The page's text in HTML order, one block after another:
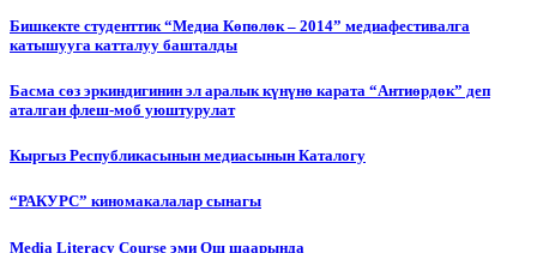
Бишкекте студенттик “Медиа Көпөлөк – 2014” медиафестивалга
катышууга катталуу башталды
Басма сөз эркиндигинин эл аралык күнүнө карата “Антиөрдөк” деп
аталган флеш-моб уюштурулат
Кыргыз Республикасынын медиасынын Каталогу
“РАКУРС” киномакалалар сынагы
Media Literacy Сourse эми Ош шаарында